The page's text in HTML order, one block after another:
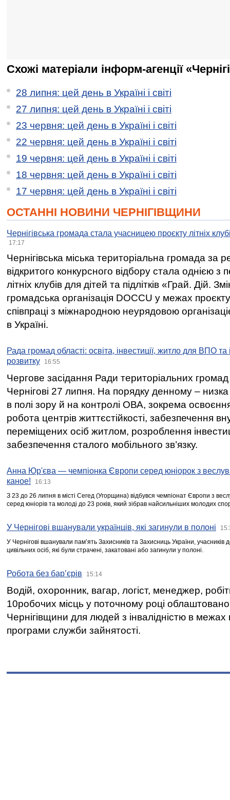
Схожі матеріали інформ-агенції
28 липня: цей день в Україні і світі
27 липня: цей день в Україні і світі
23 червня: цей день в Україні і світі
22 червня: цей день в Україні і світі
19 червня: цей день в Україні і світі
18 червня: цей день в Україні і світі
17 червня: цей день в Україні і світі
ОСТАННІ НОВИНИ ЧЕРНІГІВЩИНИ
Чернігівська громада стала учасницею проєкту літніх
17:17
Чернігівська міська територіальна громада за
відкритого конкурсного відбору стала однією
літніх клубів для дітей та підлітків «Грай. Дій.
громадська організація DOCCU у межах
співпраці з міжнародною неурядовою
в Україні.
Рада громад області: освіта, інвестиції, житло для ВПО
розвитку
16:55
Чергове засідання Ради територіальних громад
Чернігові 27 липня. На порядку денному –
в полі зору й на контролі ОВА, зокрема освоєння
робота центрів життєстійкості, забезпечення
переміщених осіб житлом, розроблення
забезпечення сталого мобільного зв’язку.
Анна Юр'єва — чемпіонка Європи серед юніорок з
каное!
16:13
З 23 до 26 липня в місті Сегед (Угорщина) відбувся чемпіонат Європи з
серед юніорів та молоді до 23 років, який зібрав найсильніших молодих
У Чернігові вшанували українців, які загинули в полоні
У Чернігові вшанували пам’ять Захисників та Захисниць України,
цивільних осіб, які були страчені, закатовані або загинули у полоні.
Робота без бар’єрів 15:14
Водій, охоронник, вагар, логіст, менеджер,
10робочих місць у поточному році
Чернігівщини для людей з інвалідністю в межах
програми служби зайнятості.